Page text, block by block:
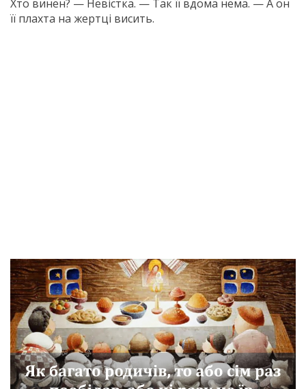
Хто винен? — Невістка. — Так її вдома нема. — А он
її плахта на жертці висить.